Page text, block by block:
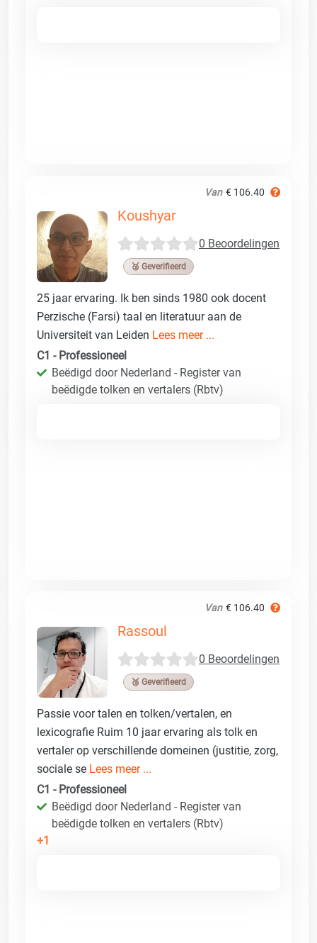
Van € 106.40
Koushyar
0 Beoordelingen
🥉 Geverifieerd
25 jaar ervaring. Ik ben sinds 1980 ook docent
Perzische (Farsi) taal en literatuur aan de
Universiteit van Leiden Lees meer ...
C1 - Professioneel
Beëdigd door Nederland - Register van
beëdigde tolken en vertalers (Rbtv)
Van € 106.40
Rassoul
0 Beoordelingen
🥉 Geverifieerd
Passie voor talen en tolken/vertalen, en
lexicografie Ruim 10 jaar ervaring als tolk en
vertaler op verschillende domeinen (justitie, zorg,
sociale se Lees meer ...
C1 - Professioneel
Beëdigd door Nederland - Register van
beëdigde tolken en vertalers (Rbtv)
+1